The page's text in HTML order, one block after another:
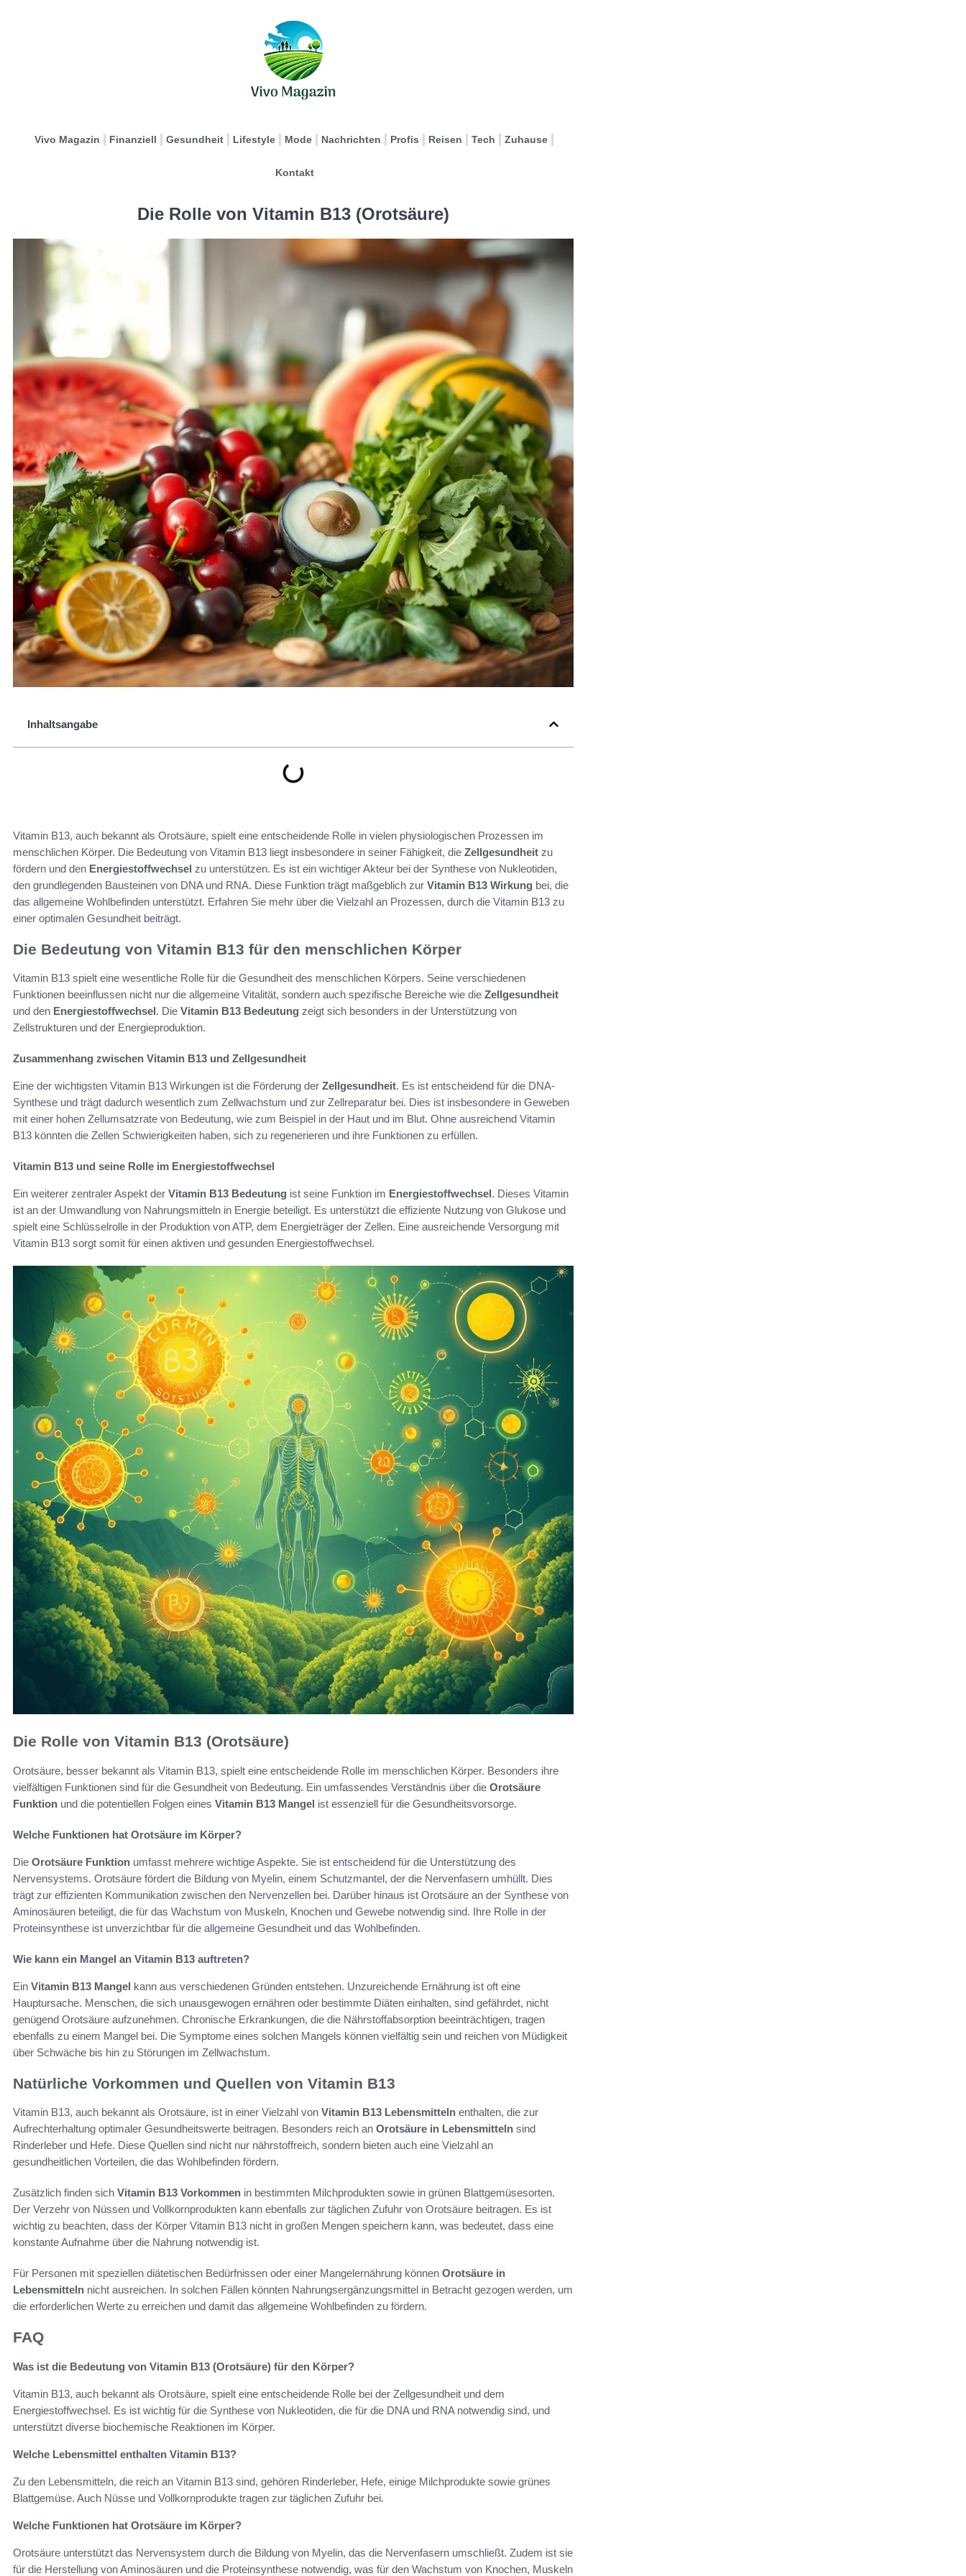
Vivo Magazin Finanziell Gesundheit Lifestyle Mode Nachrichten Profis Reisen Tech Zuhause
Kontakt
Die Rolle von Vitamin B13 (Orotsäure)
Inhaltsangabe
Vitamin B13, auch bekannt als Orotsäure, spielt eine entscheidende Rolle in vielen physiologischen Prozessen im
menschlichen Körper. Die Bedeutung von Vitamin B13 liegt insbesondere in seiner Fähigkeit, die Zellgesundheit zu
fördern und den Energiestoffwechsel zu unterstützen. Es ist ein wichtiger Akteur bei der Synthese von Nukleotiden,
den grundlegenden Bausteinen von DNA und RNA. Diese Funktion trägt maßgeblich zur Vitamin B13 Wirkung bei, die
das allgemeine Wohlbefinden unterstützt. Erfahren Sie mehr über die Vielzahl an Prozessen, durch die Vitamin B13 zu
einer optimalen Gesundheit beiträgt.
Die Bedeutung von Vitamin B13 für den menschlichen Körper
Vitamin B13 spielt eine wesentliche Rolle für die Gesundheit des menschlichen Körpers. Seine verschiedenen
Funktionen beeinflussen nicht nur die allgemeine Vitalität, sondern auch spezifische Bereiche wie die Zellgesundheit
und den Energiestoffwechsel. Die Vitamin B13 Bedeutung zeigt sich besonders in der Unterstützung von
Zellstrukturen und der Energieproduktion.
Zusammenhang zwischen Vitamin B13 und Zellgesundheit
Eine der wichtigsten Vitamin B13 Wirkungen ist die Förderung der Zellgesundheit. Es ist entscheidend für die DNA-
Synthese und trägt dadurch wesentlich zum Zellwachstum und zur Zellreparatur bei. Dies ist insbesondere in Geweben
mit einer hohen Zellumsatzrate von Bedeutung, wie zum Beispiel in der Haut und im Blut. Ohne ausreichend Vitamin
B13 könnten die Zellen Schwierigkeiten haben, sich zu regenerieren und ihre Funktionen zu erfüllen.
Vitamin B13 und seine Rolle im Energiestoffwechsel
Ein weiterer zentraler Aspekt der Vitamin B13 Bedeutung ist seine Funktion im Energiestoffwechsel. Dieses Vitamin
ist an der Umwandlung von Nahrungsmitteln in Energie beteiligt. Es unterstützt die effiziente Nutzung von Glukose und
spielt eine Schlüsselrolle in der Produktion von ATP, dem Energieträger der Zellen. Eine ausreichende Versorgung mit
Vitamin B13 sorgt somit für einen aktiven und gesunden Energiestoffwechsel.
Die Rolle von Vitamin B13 (Orotsäure)
Orotsäure, besser bekannt als Vitamin B13, spielt eine entscheidende Rolle im menschlichen Körper. Besonders ihre
vielfältigen Funktionen sind für die Gesundheit von Bedeutung. Ein umfassendes Verständnis über die Orotsäure
Funktion und die potentiellen Folgen eines Vitamin B13 Mangel ist essenziell für die Gesundheitsvorsorge.
Welche Funktionen hat Orotsäure im Körper?
Die Orotsäure Funktion umfasst mehrere wichtige Aspekte. Sie ist entscheidend für die Unterstützung des
Nervensystems. Orotsäure fördert die Bildung von Myelin, einem Schutzmantel, der die Nervenfasern umhüllt. Dies
trägt zur effizienten Kommunikation zwischen den Nervenzellen bei. Darüber hinaus ist Orotsäure an der Synthese von
Aminosäuren beteiligt, die für das Wachstum von Muskeln, Knochen und Gewebe notwendig sind. Ihre Rolle in der
Proteinsynthese ist unverzichtbar für die allgemeine Gesundheit und das Wohlbefinden.
Wie kann ein Mangel an Vitamin B13 auftreten?
Ein Vitamin B13 Mangel kann aus verschiedenen Gründen entstehen. Unzureichende Ernährung ist oft eine
Hauptursache. Menschen, die sich unausgewogen ernähren oder bestimmte Diäten einhalten, sind gefährdet, nicht
genügend Orotsäure aufzunehmen. Chronische Erkrankungen, die die Nährstoffabsorption beeinträchtigen, tragen
ebenfalls zu einem Mangel bei. Die Symptome eines solchen Mangels können vielfältig sein und reichen von Müdigkeit
über Schwäche bis hin zu Störungen im Zellwachstum.
Natürliche Vorkommen und Quellen von Vitamin B13
Vitamin B13, auch bekannt als Orotsäure, ist in einer Vielzahl von Vitamin B13 Lebensmitteln enthalten, die zur
Aufrechterhaltung optimaler Gesundheitswerte beitragen. Besonders reich an Orotsäure in Lebensmitteln sind
Rinderleber und Hefe. Diese Quellen sind nicht nur nährstoffreich, sondern bieten auch eine Vielzahl an
gesundheitlichen Vorteilen, die das Wohlbefinden fördern.
Zusätzlich finden sich Vitamin B13 Vorkommen in bestimmten Milchprodukten sowie in grünen Blattgemüsesorten.
Der Verzehr von Nüssen und Vollkornprodukten kann ebenfalls zur täglichen Zufuhr von Orotsäure beitragen. Es ist
wichtig zu beachten, dass der Körper Vitamin B13 nicht in großen Mengen speichern kann, was bedeutet, dass eine
konstante Aufnahme über die Nahrung notwendig ist.
Für Personen mit speziellen diätetischen Bedürfnissen oder einer Mangelernährung können Orotsäure in
Lebensmitteln nicht ausreichen. In solchen Fällen könnten Nahrungsergänzungsmittel in Betracht gezogen werden, um
die erforderlichen Werte zu erreichen und damit das allgemeine Wohlbefinden zu fördern.
FAQ
Was ist die Bedeutung von Vitamin B13 (Orotsäure) für den Körper?
Vitamin B13, auch bekannt als Orotsäure, spielt eine entscheidende Rolle bei der Zellgesundheit und dem
Energiestoffwechsel. Es ist wichtig für die Synthese von Nukleotiden, die für die DNA und RNA notwendig sind, und
unterstützt diverse biochemische Reaktionen im Körper.
Welche Lebensmittel enthalten Vitamin B13?
Zu den Lebensmitteln, die reich an Vitamin B13 sind, gehören Rinderleber, Hefe, einige Milchprodukte sowie grünes
Blattgemüse. Auch Nüsse und Vollkornprodukte tragen zur täglichen Zufuhr bei.
Welche Funktionen hat Orotsäure im Körper?
Orotsäure unterstützt das Nervensystem durch die Bildung von Myelin, das die Nervenfasern umschließt. Zudem ist sie
für die Herstellung von Aminosäuren und die Proteinsynthese notwendig, was für den Wachstum von Knochen, Muskeln